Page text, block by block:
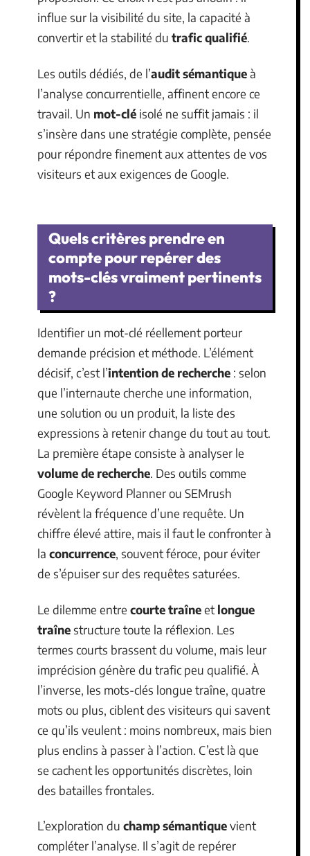
influe sur la visibilité du site, la capacité à
convertir et la stabilité du trafic qualifié.
Les outils dédiés, de l’audit sémantiqueà
l’analyse concurrentielle, affinent encore ce
travail. Un mot-clé isolé ne suffit jamais : il
s’insère dans une stratégie complète, pensée
pour répondre finement aux attentes de vos
visiteurs et aux exigences de Google.
Quels critères prendre en
compte pour repérer des
mots-clés vraiment pertinents
?
Identifier un mot-clé réellement porteur
demande précision et méthode. L’élément
décisif, c’est l’intention de recherche : selon
que l’internaute cherche une information,
une solution ou un produit, la liste des
expressions à retenir change du tout au tout.
La première étape consiste à analyser le
volume de recherche. Des outils comme
Google Keyword Planner ou SEMrush
révèlent la fréquence d’une requête. Un
chiffre élevé attire, mais il faut le confronter à
la concurrence, souvent féroce, pour éviter
de s’épuiser sur des requêtes saturées.
Le dilemme entre courte traîneet longue
traînestructure toute la réflexion. Les
termes courts brassent du volume, mais leur
imprécision génère du trafic peu qualifié. À
l’inverse, les mots-clés longue traîne, quatre
mots ou plus, ciblent des visiteurs qui savent
ce qu’ils veulent : moins nombreux, mais bien
plus enclins à passer à l’action. C’est là que
se cachent les opportunités discrètes, loin
des batailles frontales.
L’exploration du champ sémantiquevient
compléter l’analyse. Il s’agit de repérer